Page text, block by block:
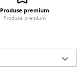
Produse premium
Produse premium